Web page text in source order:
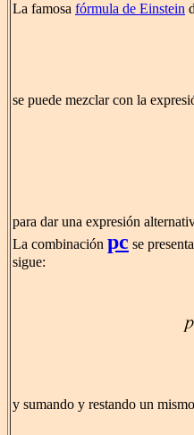
La famosa fórmula de Einstein
se puede mezclar con la
para dar una expresión
La combinación pc se
sigue:
y sumando y restando un